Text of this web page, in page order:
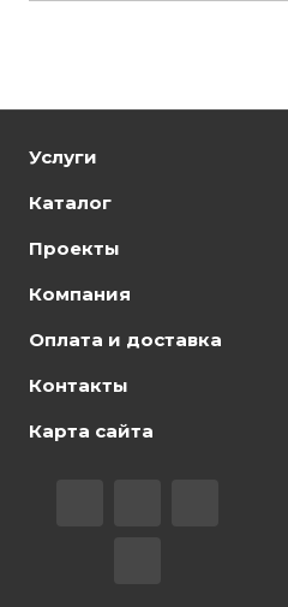
Услуги
Каталог
Проекты
Компания
Оплата и доставка
Контакты
Карта сайта